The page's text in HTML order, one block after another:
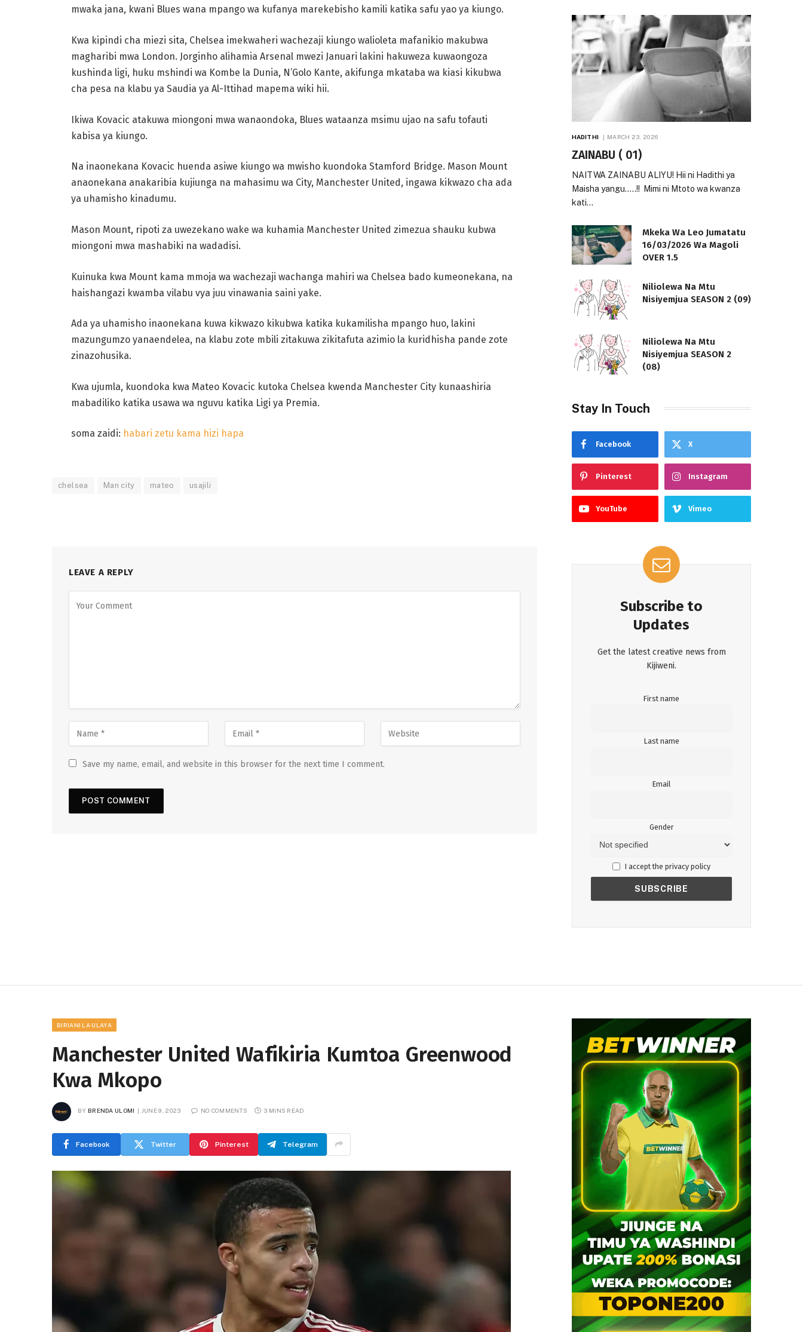
mwaka jana, kwani Blues wana mpango wa kufanya marekebisho kamili katika safu yao ya kiungo.
Kwa kipindi cha miezi sita, Chelsea imekwaheri wachezaji kiungo walioleta mafanikio makubwa
magharibi mwa London. Jorginho alihamia Arsenal mwezi Januari lakini hakuweza kuwaongoza
kushinda ligi, huku mshindi wa Kombe la Dunia, N’Golo Kante, akifunga mkataba wa kiasi kikubwa
cha pesa na klabu ya Saudia ya Al-Ittihad mapema wiki hii.
Ikiwa Kovacic atakuwa miongoni mwa wanaondoka, Blues wataanza msimu ujao na safu tofauti
kabisa ya kiungo.
Na inaonekana Kovacic huenda asiwe kiungo wa mwisho kuondoka Stamford Bridge. Mason Mount
anaonekana anakaribia kujiunga na mahasimu wa City, Manchester United, ingawa kikwazo cha ada
ya uhamisho kinadumu.
Mason Mount, ripoti za uwezekano wake wa kuhamia Manchester United zimezua shauku kubwa
miongoni mwa mashabiki na wadadisi.
Kuinuka kwa Mount kama mmoja wa wachezaji wachanga mahiri wa Chelsea bado kumeonekana, na
haishangazi kwamba vilabu vya juu vinawania saini yake.
Ada ya uhamisho inaonekana kuwa kikwazo kikubwa katika kukamilisha mpango huo, lakini
mazungumzo yanaendelea, na klabu zote mbili zitakuwa zikitafuta azimio la kuridhisha pande zote
zinazohusika.
Kwa ujumla, kuondoka kwa Mateo Kovacic kutoka Chelsea kwenda Manchester City kunaashiria
mabadiliko katika usawa wa nguvu katika Ligi ya Premia.
soma zaidi: habari zetu kama hizi hapa
chelsea Man city mateo usajili
LEAVE A REPLY
Save my name, email, and website in this browser for the next time I comment.
HADITHI MARCH 23, 2026
ZAINABU ( 01)
NAITWA ZAINABU ALIYU! Hii ni Hadithi ya
Maisha yangu…..!! Mimi ni Mtoto wa kwanza
kati…
Mkeka Wa Leo Jumatatu
16/03/2026 Wa Magoli
OVER 1.5
Niliolewa Na Mtu
Nisiyemjua SEASON 2 (09)
Niliolewa Na Mtu
Nisiyemjua SEASON 2
(08)
Stay In Touch
Facebook X
Pinterest Instagram
YouTube Vimeo
Subscribe to
Updates
Get the latest creative news from
Kijiweni.
First name
Last name
Email
Gender
I accept the privacy policy
BIRIANI LA ULAYA
Manchester United Wafikiria Kumtoa Greenwood
Kwa Mkopo
BY BRENDA ULOMI JUNE 9, 2023 NO COMMENTS 3 MINS READ
Facebook Twitter Pinterest Telegram